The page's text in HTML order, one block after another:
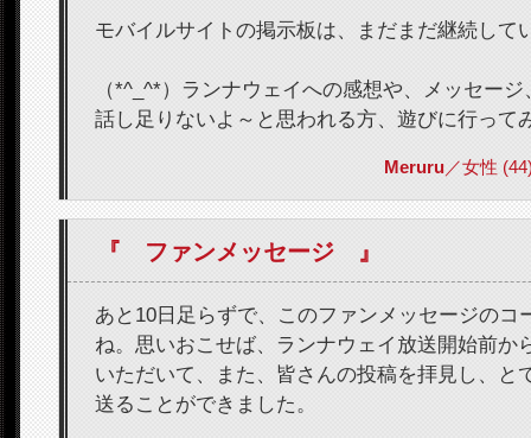
モバイルサイトの掲示板は、まだまだ継続して
（*^_^*）ランナウェイへの感想や、メッセージ
話し足りないよ～と思われる方、遊びに行って
Meruru／女性
『 ファンメッセージ 』
あと10日足らずで、このファンメッセージのコ
ね。思いおこせば、ランナウェイ放送開始前か
いただいて、また、皆さんの投稿を拝見し、と
送ることができました。